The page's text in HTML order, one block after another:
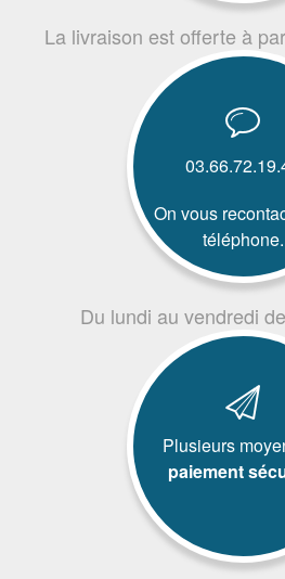
La livraison est offerte à
On vous
téléphone.
Du lundi au vendredi
Plusieurs
paiement